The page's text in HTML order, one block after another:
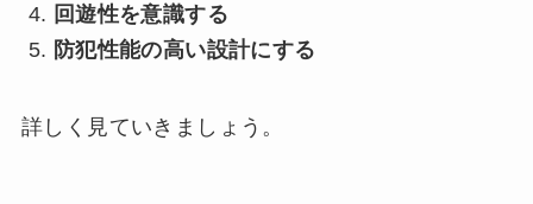
回遊性を意識する
防犯性能の高い設計にする
詳しく見ていきましょう。